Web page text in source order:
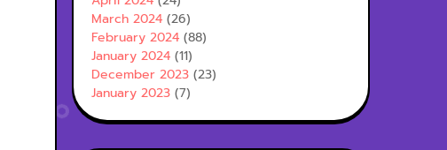
March 2024 (26)
February 2024 (88)
January 2024 (11)
December 2023 (23)
January 2023 (7)